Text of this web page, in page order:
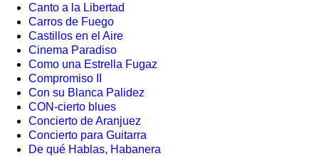
Canto a la Libertad
Carros de Fuego
Castillos en el Aire
Cinema Paradiso
Como una Estrella Fugaz
Compromiso II
Con su Blanca Palidez
CON-cierto blues
Concierto de Aranjuez
Concierto para Guitarra
De qué Hablas, Habanera